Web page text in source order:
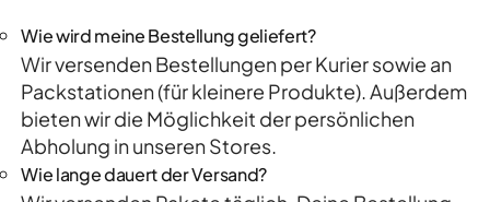
Wie wird meine Bestellung geliefert?
Wir versenden Bestellungen per Kurier sowie an
Packstationen (für kleinere Produkte). Außerdem
bieten wir die Möglichkeit der persönlichen
Abholung in unseren Stores.
Wie lange dauert der Versand?